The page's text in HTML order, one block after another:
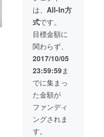
ティン
グがな
された
水晶) 純
銀のワ
イヤー
を通し
す。 画
像はサ
ンプル
で天然
石(合成
石含む)
なので
る事が
ありま
すが、
これは
24枚の
内にカ
ウント
されま
せん。
A4サイ
ズのチ
ラシか
名刺
カード
(91×55
いしま
す。 も
し特定
の商品
に使用
して欲
しい或
いはし
て欲し
くない
という
ことが
あれば
事前に
連絡願
は、 All-In方
式です。
目標金額に
関わらず、
2017/10/05
23:59:59ま
でに集まっ
た金額が
ファンディ
ングされま
す。